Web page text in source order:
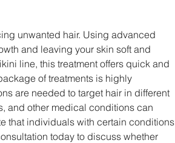
unwanted hair. Using advanced
and leaving your skin soft and
line, this treatment offers quick and
of treatments is highly
are needed to target hair in different
and other medical conditions can
that individuals with certain conditions
today to discuss whether